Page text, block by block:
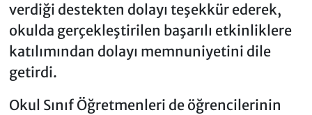
verdiği destekten dolayı teşekkür ederek,
okulda gerçekleştirilen başarılı etkinliklere
katılımından dolayı memnuniyetini dile
getirdi.
Okul Sınıf Öğretmenleri de öğrencilerinin